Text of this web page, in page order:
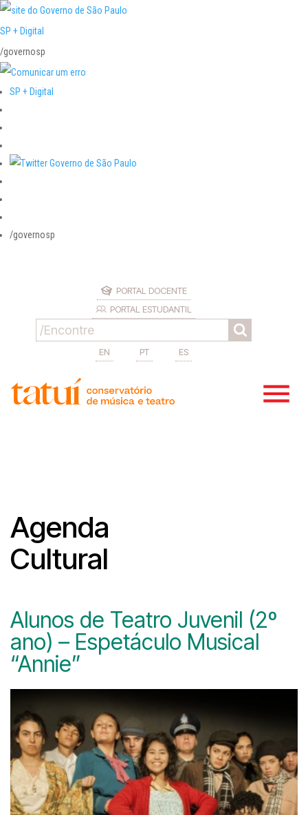
SP + Digital
/governosp
SP + Digital
/governosp
PORTAL DOCENTE
PORTAL ESTUDANTIL
EN PT ES
Agenda
Cultural
Alunos de Teatro Juvenil (2º
ano) – Espetáculo Musical
“Annie”